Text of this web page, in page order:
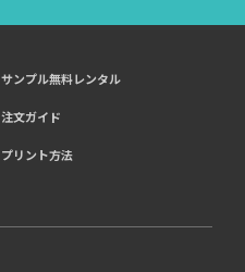
サンプル無料レンタル
注文ガイド
プリント方法